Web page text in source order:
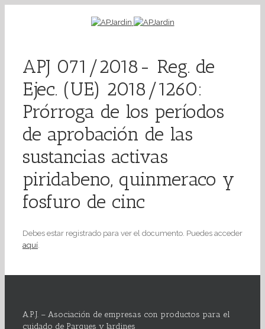
APJ 071/2018- Reg. de
Ejec. (UE) 2018/1260:
Prórroga de los períodos
de aprobación de las
sustancias activas
piridabeno, quinmeraco y
fosfuro de cinc
Debes estar registrado para ver el documento. Puedes acceder
aquí.
A.P.J. – Asociación de empresas con productos para el
cuidado de Parques y Jardines